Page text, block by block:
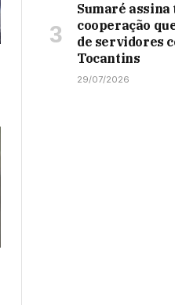
Sumaré assina
cooperação
de servidores
Tocantins
29/07/2026